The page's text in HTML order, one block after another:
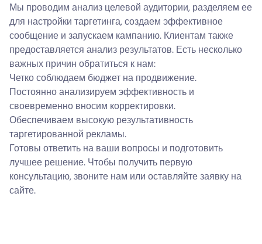
Мы проводим анализ целевой аудитории, разделяем ее
для настройки таргетинга, создаем эффективное
сообщение и запускаем кампанию. Клиентам также
предоставляется анализ результатов. Есть несколько
важных причин обратиться к нам:
Четко соблюдаем бюджет на продвижение.
Постоянно анализируем эффективность и
своевременно вносим корректировки.
Обеспечиваем высокую результативность
таргетированной рекламы.
Готовы ответить на ваши вопросы и подготовить
лучшее решение. Чтобы получить первую
консультацию, звоните нам или оставляйте заявку на
сайте.